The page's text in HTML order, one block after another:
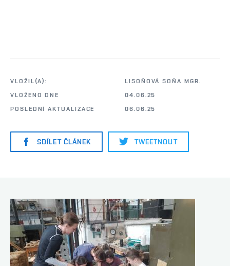
VLOŽIL(A):
LISOŇOVÁ SOŇA MGR.
VLOŽENO DNE
04.06.25
POSLEDNÍ AKTUALIZACE
06.06.25
SDÍLET ČLÁNEK TWEETNOUT